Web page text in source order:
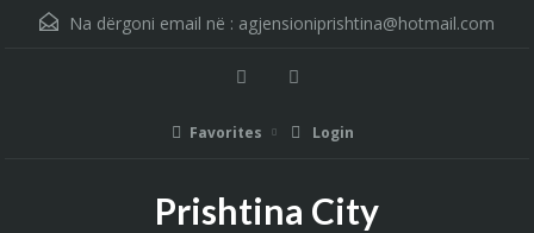
Na dërgoni email në : agjensioniprishtina@hotmail.com
Favorites Login
Prishtina City